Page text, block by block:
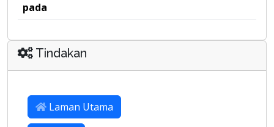
pada
Tindakan
Laman Utama